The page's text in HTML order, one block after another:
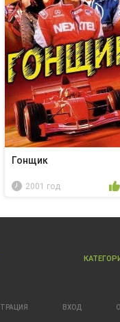
Гонщик
2001 год
ВХОД